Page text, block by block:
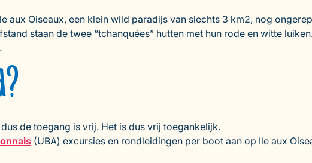
aux Oiseaux, een klein wild paradijs van slechts 3 km2, nog
staan de twee “tchanquées” hutten met hun rode en witte
de toegang is vrij. Het is dus vrij toegankelijk.
(UBA) excursies en rondleidingen per boot aan op Ile aux